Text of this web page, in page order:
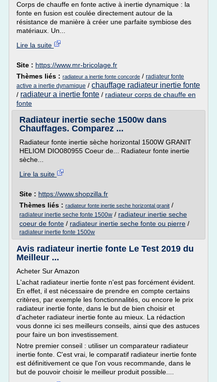
Corps de chauffe en fonte active à inertie dynamique : la
fonte en fusion est coulée directement autour de la
résistance de manière à créer une parfaite symbiose des
matériaux. Un...
Lire la suite
Site : https://www.mr-bricolage.fr
Thèmes liés : radiateur a inertie fonte concorde / radiateur fonte
active a inertie dynamique / chauffage radiateur inertie fonte
/ radiateur a inertie fonte / radiateur corps de chauffe en
fonte
Radiateur inertie seche 1500w dans
Chauffages. Comparez ...
Radiateur fonte inertie sèche horizontal 1500W GRANIT
HELIOM DIO080955 Coeur de... Radiateur fonte inertie
sèche...
Lire la suite
Site : https://www.shopzilla.fr
Thèmes liés : radiateur fonte inertie seche horizontal granit /
radiateur inertie seche fonte 1500w / radiateur inertie seche
coeur de fonte / radiateur inertie seche fonte ou pierre /
radiateur inertie fonte 1500w
Avis radiateur inertie fonte Le Test 2019 du
Meilleur ...
Acheter Sur Amazon
L'achat radiateur inertie fonte n'est pas forcément évident.
En effet, il est nécessaire de prendre en compte certains
critères, par exemple les fonctionnalités, ou encore le prix
radiateur inertie fonte, dans le but de bien choisir et
d'acheter radiateur inertie fonte au mieux. La rédaction
vous donne ici ses meilleurs conseils, ainsi que des astuces
pour faire un bon investissement.
Notre premier conseil : utiliser un comparateur radiateur
inertie fonte. C'est vrai, le comparatif radiateur inertie fonte
est définitivement ce que l'on vous recommande, dans le
but de pouvoir choisir le meilleur produit possible....